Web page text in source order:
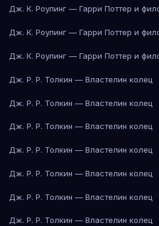
Дж. К. Роулинг — Гарри Поттер и
Дж. К. Роулинг — Гарри Поттер и
Дж. К. Роулинг — Гарри Поттер и
Дж. Р. Р. Толкин — Властелин колец
Дж. Р. Р. Толкин — Властелин колец
Дж. Р. Р. Толкин — Властелин колец
Дж. Р. Р. Толкин — Властелин колец
Дж. Р. Р. Толкин — Властелин колец
Дж. Р. Р. Толкин — Властелин колец
Дж. Р. Р. Толкин — Властелин колец